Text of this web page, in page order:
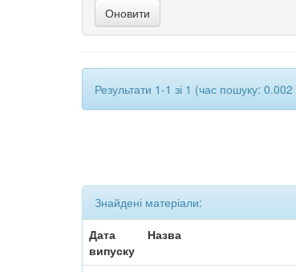
Результати 1-1 зі 1 (час пошуку:
Знайдені матеріали:
Дата
випуску
Назва